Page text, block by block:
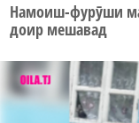
Намоиш-фурӯши
доир мешавад